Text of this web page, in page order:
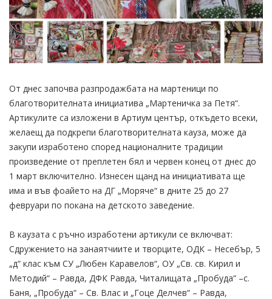
От днес започва разпродажбата на мартеници по
благотворителната инициатива „Мартеничка за Петя“.
Артикулите са изложени в Артиум център, откъдето всеки,
желаещ да подкрепи благотворителната кауза, може да
закупи изработено според националните традиции
произведение от преплетен бял и червен конец от днес до
1 март включително. Изнесен щанд на инициативата ще
има и във фоайето на ДГ „Моряче“ в дните 25 до 27
февруари по покана на детското заведение.
В каузата с ръчно изработени артикули се включват:
Сдружението на занаятчиите и творците, ОДК – Несебър, 5
„д“ клас към СУ „Любен Каравелов“, ОУ „Св. св. Кирил и
Методий“ – Равда, ДФК Равда, Читалищата „Пробуда“ –с.
Баня, „Пробуда“ – Св. Влас и „Гоце Делчев“ – Равда,